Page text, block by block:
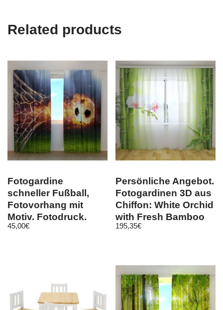
Related products
Fotogardine
schneller Fußball,
Fotovorhang mit
Motiv, Fotodruck,
Gardine auf Maß
45,00€
Persönliche Angebot.
Fotogardinen 3D aus
Chiffon: White Orchid
with Fresh Bamboo
195,35€